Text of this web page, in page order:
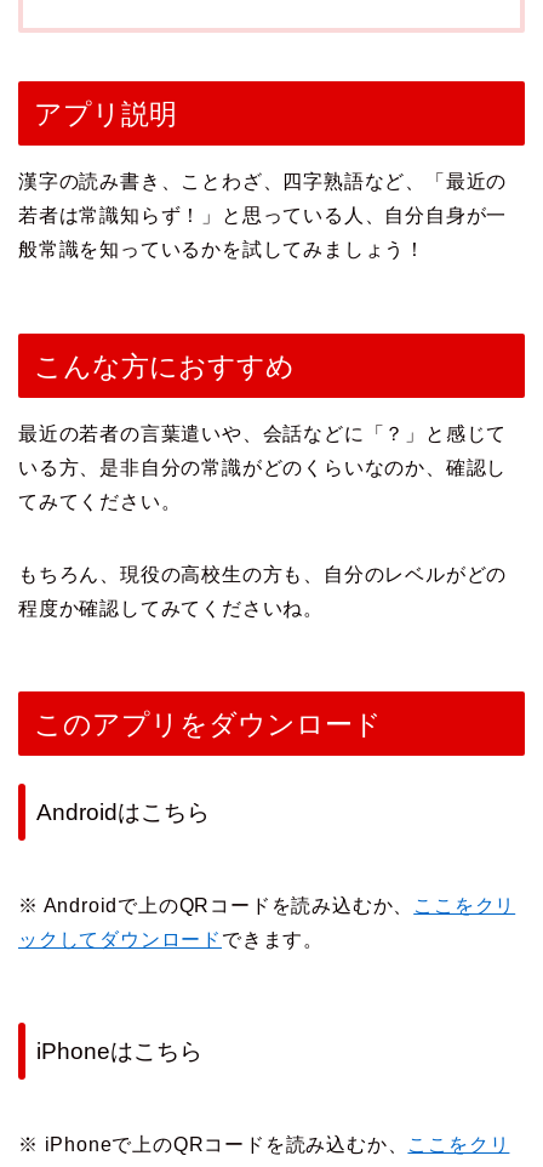
アプリ説明
漢字の読み書き、ことわざ、四字熟語など、「最近の
若者は常識知らず！」と思っている人、自分自身が一
般常識を知っているかを試してみましょう！
こんな方におすすめ
最近の若者の言葉遣いや、会話などに「？」と感じて
いる方、是非自分の常識がどのくらいなのか、確認し
てみてください。
もちろん、現役の高校生の方も、自分のレベルがどの
程度か確認してみてくださいね。
このアプリをダウンロード
Androidはこちら
※ Androidで上のQRコードを読み込むか、
ここをクリ
ックしてダウンロード できます。
iPhoneはこちら
※ iPhoneで上のQRコードを読み込むか、 ここをクリ